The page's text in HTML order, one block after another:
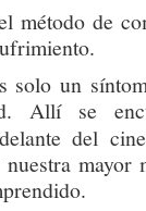
método de
un
Allí se
del
mayor